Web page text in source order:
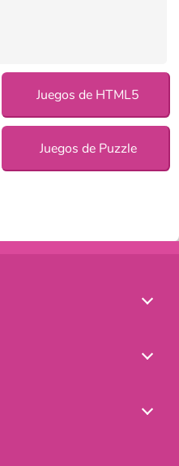
Juegos de HTML5
Juegos de Puzzle